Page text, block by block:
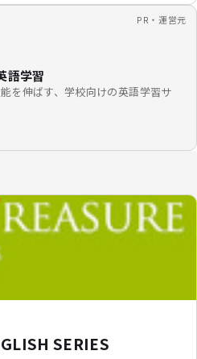
PR・運営元
語学習
を伸ばす、学校向けの英語学習サ
SERIES